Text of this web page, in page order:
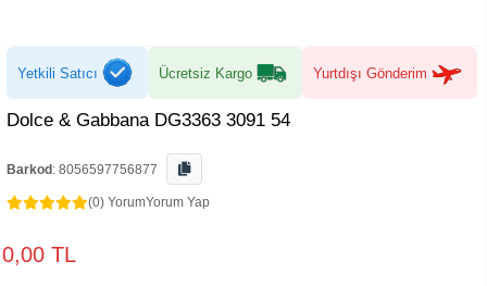
Yetkili Satıcı Ücretsiz Kargo Yurtdışı Gönderim
Dolce & Gabbana DG3363 3091 54
Barkod : 8056597756877
(0) YorumYorum Yap
0,00 TL